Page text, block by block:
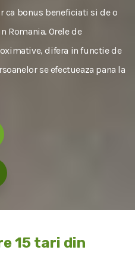
ca bonus beneficiati si de o
Romania. Orele de
difera in functie de
se efectueaza pana la
15 tari din